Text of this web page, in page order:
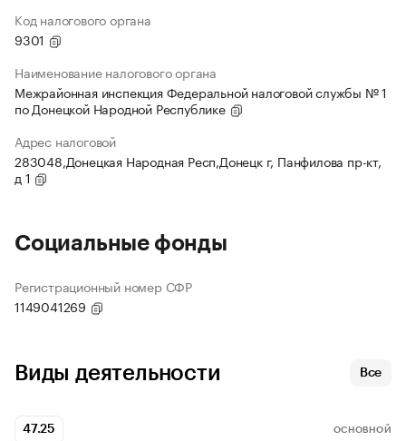
Код налогового органа
9301
Наименование налогового органа
Межрайонная инспекция Федеральной налоговой службы № 1
по Донецкой Народной Республике
Адрес налоговой
283048,Донецкая Народная Респ,Донецк г, Панфилова пр-кт,
д 1
Социальные фонды
Регистрационный номер СФР
1149041269
Виды деятельности Все
47.25 ОСНОВНОЙ